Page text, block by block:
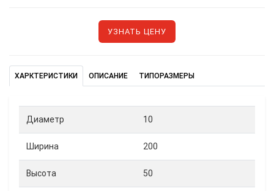
УЗНАТЬ ЦЕНУ
ХАРКТЕРИСТИКИ ОПИСАНИЕ ТИПОРАЗМЕРЫ
Диаметр 10
Ширина 200
Высота 50